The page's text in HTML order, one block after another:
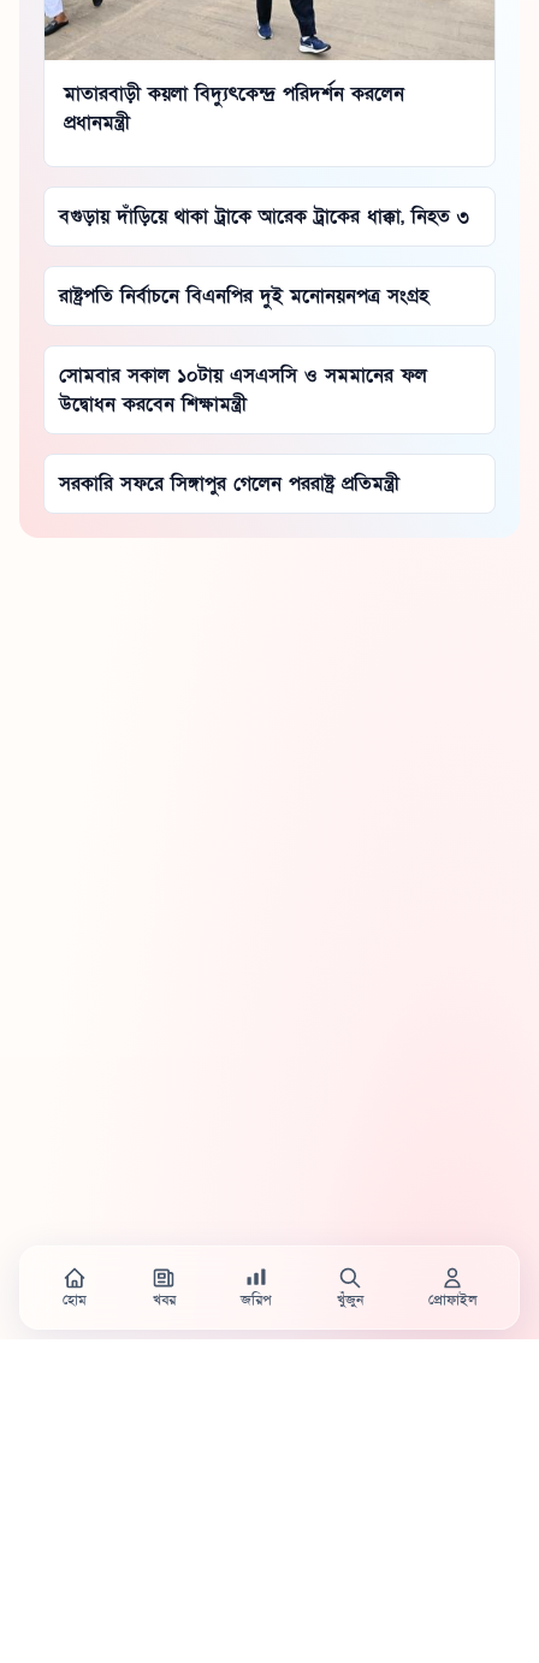
মাতারবাড়ী কয়লা বিদ্যুৎকেন্দ্র পরিদর্শন করলেন
প্রধানমন্ত্রী
বগুড়ায় দাঁড়িয়ে থাকা ট্রাকে আরেক ট্রাকের ধাক্কা, নিহত ৩
রাষ্ট্রপতি নির্বাচনে বিএনপির দুই মনোনয়নপত্র সংগ্রহ
সোমবার সকাল ১০টায় এসএসসি ও সমমানের ফল
উদ্বোধন করবেন শিক্ষামন্ত্রী
সরকারি সফরে সিঙ্গাপুর গেলেন পররাষ্ট্র প্রতিমন্ত্রী
হোম খবর জরিপ খুঁজুন প্রোফাইল